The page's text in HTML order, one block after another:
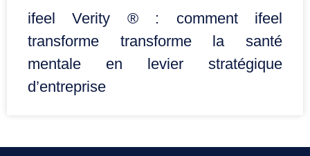
ifeel Verity ® : comment ifeel
transforme transforme la santé
mentale en levier stratégique
d’entreprise